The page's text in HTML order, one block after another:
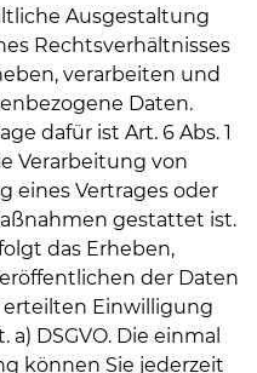
Ausgestaltung
Rechtsverhältnisses
verarbeiten und
Daten.
dafür ist Art. 6 Abs. 1
Verarbeitung von
eines Vertrages oder
gestattet ist.
das Erheben,
der Daten
erteilten Einwilligung
a) DSGVO. Die einmal
können Sie jederzeit